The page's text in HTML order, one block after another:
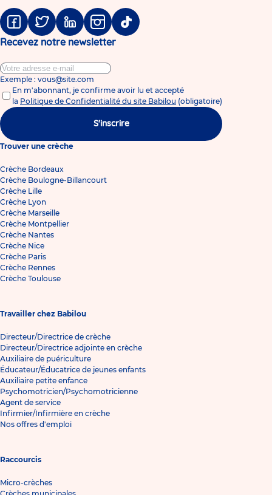
FacebookTwitter LinkedinInstagramTiktok
Recevez notre newsletter
Exemple : vous@site.com
En m'abonnant, je confirme avoir lu et accepté
la Politique de Confidentialité du site Babilou (obligatoire)
S'inscrire
Trouver une crèche
Crèche Bordeaux
Crèche Boulogne-Billancourt
Crèche Lille
Crèche Lyon
Crèche Marseille
Crèche Montpellier
Crèche Nantes
Crèche Nice
Crèche Paris
Crèche Rennes
Crèche Toulouse
Travailler chez Babilou
Directeur/Directrice de crèche
Directeur/Directrice adjointe en crèche
Auxiliaire de puériculture
Éducateur/Éducatrice de jeunes enfants
Auxiliaire petite enfance
Psychomotricien/Psychomotricienne
Agent de service
Infirmier/Infirmière en crèche
Nos offres d'emploi
Raccourcis
Micro-crèches